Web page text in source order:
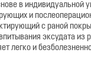
в индивидуальной
и
с раной
эксудата из
легко и